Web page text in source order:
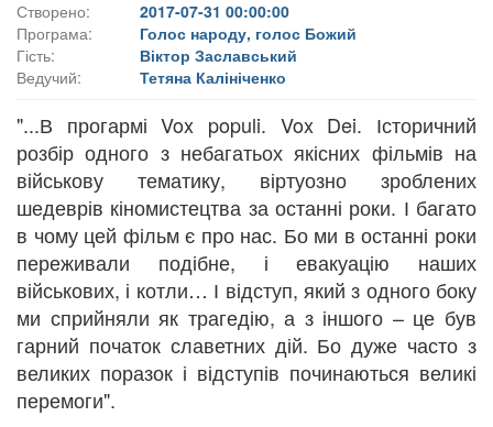
Створено:
2017-07-31 00:00:00
Програма:
Голос народу, голос Божий
Гість:
Віктор Заславський
Ведучий:
Тетяна Калініченко
"...В прогармі Vox populi. Vox Dei. Історичний
розбір одного з небагатьох якісних фільмів на
військову тематику, віртуозно зроблених
шедеврів кіномистецтва за останні роки. І багато
в чому цей фільм є про нас. Бо ми в останні роки
переживали подібне, і евакуацію наших
військових, і котли… І відступ, який з одного боку
ми сприйняли як трагедію, а з іншого – це був
гарний початок славетних дій. Бо дуже часто з
великих поразок і відступів починаються великі
перемоги".